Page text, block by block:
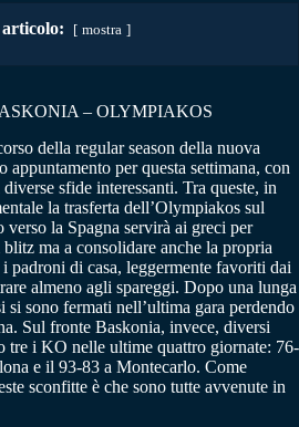
mostra
– OLYMPIAKOS
della regular season della nuova
per questa settimana, con
sfide interessanti. Tra queste, in
la trasferta dell’Olympiakos sul
la Spagna servirà ai greci per
ma a consolidare anche la propria
di casa, leggermente favoriti dai
almeno agli spareggi. Dopo una lunga
si sono fermati nell’ultima gara perdendo
Sul fronte Baskonia, invece, diversi
tre i KO nelle ultime quattro giornate: 76-
e il 93-83 a Montecarlo. Come
sconfitte è che sono tutte avvenute in